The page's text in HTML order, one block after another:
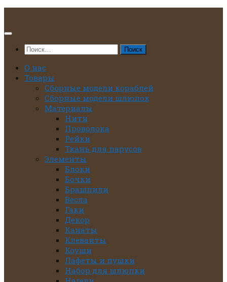
содержимому
Найти:
О нас
Товары
Сборные модели кораблей
Сборные модели шлюпок
Материалы
Нити
Проволока
Рейки
Ткань для парусов
Элементы
Блоки
Бочки
Брашпили
Весла
Гаки
Декор
Канаты
Клеванты
Коуши
Лафеты и пушки
Набор для шлюпки